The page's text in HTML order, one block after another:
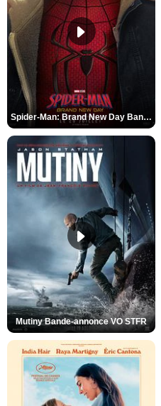
Spider-Man: Brand New Day Bande-annonce VO STFR
Mutiny Bande-annonce VO STFR